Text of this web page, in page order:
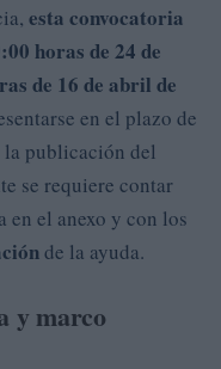
esta convocatoria
horas de 24 de
de 16 de abril de
en el plazo de
la publicación del
se requiere contar
en el anexo y con los
de la ayuda.
y marco